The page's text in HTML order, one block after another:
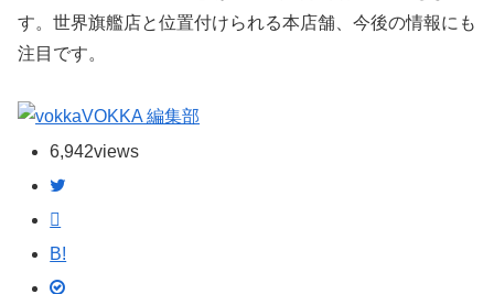
す。世界旗艦店と位置付けられる本店舗、今後の情報にも
注目です。
VOKKA 編集部
6,942views
B!